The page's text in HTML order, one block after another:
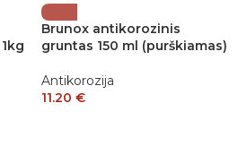
Brunox antikorozinis
gruntas 150 ml (purškiamas)
Antikorozija
11.20 €